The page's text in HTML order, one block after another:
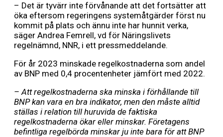
– Det är tyvärr inte förvånande att det fortsätter att
öka eftersom regeringens systemåtgärder först nu
kommit på plats och ännu inte har hunnit verka,
säger Andrea Femrell, vd för Näringslivets
regelnämnd, NNR, i ett pressmeddelande.
För år 2023 minskade regelkostnaderna som andel
av BNP med 0,4 procentenheter jämfört med 2022.
– Att regelkostnaderna ska minska i förhållande till
BNP kan vara en bra indikator, men den måste alltid
ställas i relation till huruvida de faktiska
regelkostnaderna ökar eller minskar. Företagens
befintliga regelbörda minskar ju inte bara för att BNP